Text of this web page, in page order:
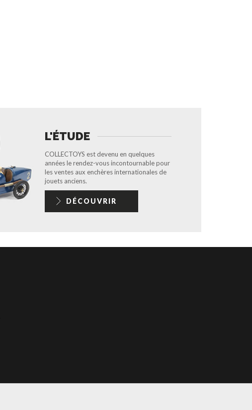
L'ÉTUDE
COLLECTOYS est devenu en quelques
années le rendez-vous incontournable pour
les ventes aux enchères internationales de
jouets anciens.
DÉCOUVRIR